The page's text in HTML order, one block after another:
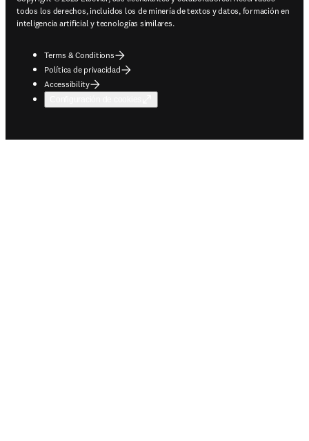
todos los derechos, incluidos los de minería de textos y datos, formación en
inteligencia artificial y tecnologías similares.
Terms & Conditions
Política de privacidad
Accessibility